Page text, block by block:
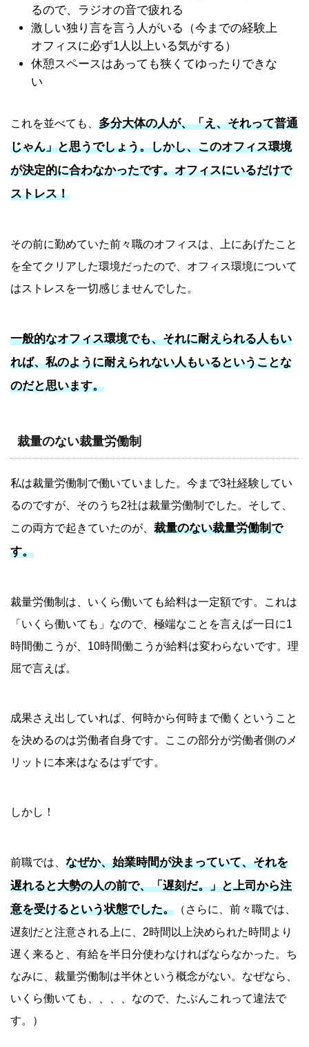
るので、ラジオの音で疲れる
激しい独り言を言う人がいる（今までの経験上
オフィスに必ず1人以上いる気がする）
休憩スペースはあっても狭くてゆったりできな
い
これを並べても、 多分大体の人が、「え、それって普通
じゃん」と思うでしょう。しかし、このオフィス環境
が決定的に合わなかったです。オフィスにいるだけで
ストレス！
その前に勤めていた前々職のオフィスは、上にあげたこと
を全てクリアした環境だったので、オフィス環境について
はストレスを一切感じませんでした。
一般的なオフィス環境でも、それに耐えられる人もい
れば、私のように耐えられない人もいるということな
のだと思います。
裁量のない裁量労働制
私は裁量労働制で働いていました。今まで3社経験してい
るのですが、そのうち2社は裁量労働制でした。そして、
この両方で起きていたのが、 裁量のない裁量労働制で
す。
裁量労働制は、いくら働いても給料は一定額です。これは
「いくら働いても」なので、極端なことを言えば一日に1
時間働こうが、10時間働こうが給料は変わらないです。理
屈で言えば。
成果さえ出していれば、何時から何時まで働くということ
を決めるのは労働者自身です。ここの部分が労働者側のメ
リットに本来はなるはずです。
しかし！
前職では、 なぜか、始業時間が決まっていて、それを
遅れると大勢の人の前で、「遅刻だ。」と上司から注
意を受けるという状態でした。 （さらに、前々職では、
遅刻だと注意される上に、2時間以上決められた時間より
遅く来ると、有給を半日分使わなければならなかった。ち
なみに、裁量労働制は半休という概念がない。なぜなら、
いくら働いても、、、、なので、たぶんこれって違法で
す。）